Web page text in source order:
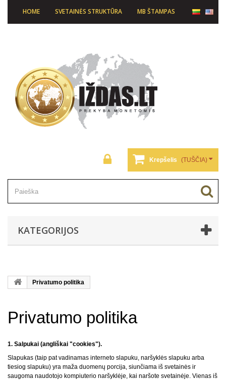
HOME SVETAINĖS STRUKTŪRA MB ŠTAMPAS
Krepšelis (TUŠČIA)
KATEGORIJOS
Privatumo politika
Privatumo politika
1. Salpukai (angliškai "cookies").
Slapukas (taip pat vadinamas interneto slapuku, naršyklės slapuku arba
tiesiog slapuku) yra maža duomenų porcija, siunčiama iš svetainės ir
saugoma naudotojo kompiuterio naršyklėje, kai naršote svetainėje. Vienas iš